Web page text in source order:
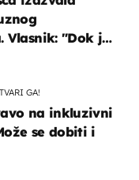
Vlasnik: "Dok je
GA!
na inkluzivni
se dobiti i